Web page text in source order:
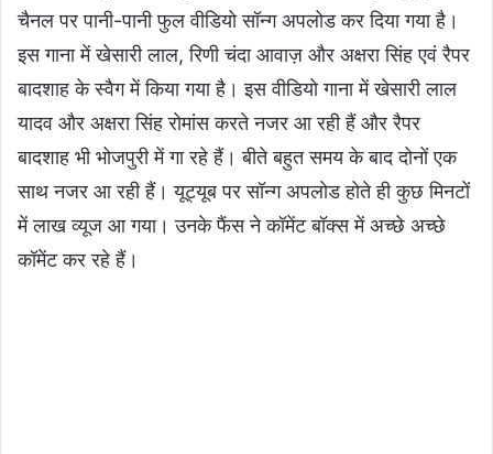
चैनल पर पानी-पानी फुल वीडियो सॉन्ग अपलोड कर दिया गया है।
इस गाना में खेसारी लाल, रिणी चंदा आवाज़ और अक्षरा सिंह एवं रैपर
बादशाह के स्वैग में किया गया है। इस वीडियो गाना में खेसारी लाल
यादव और अक्षरा सिंह रोमांस करते नजर आ रही हैं और रैपर
बादशाह भी भोजपुरी में गा रहे हैं। बीते बहुत समय के बाद दोनों एक
साथ नजर आ रही हैं। यूट्यूब पर सॉन्ग अपलोड होते ही कुछ मिनटों
में लाख व्यूज आ गया। उनके फैंस ने कॉमेंट बॉक्स में अच्छे अच्छे
कॉमेंट कर रहे हैं।